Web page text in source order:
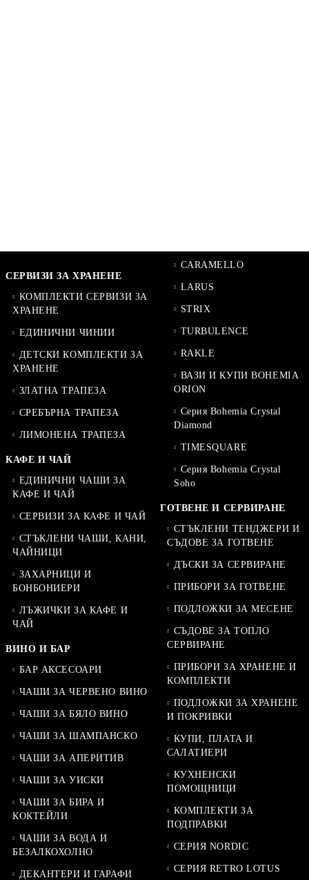
СЕРВИЗИ ЗА ХРАНЕНЕ
КОМПЛЕКТИ СЕРВИЗИ ЗА
ХРАНЕНЕ
ЕДИНИЧНИ ЧИНИИ
ДЕТСКИ КОМПЛЕКТИ ЗА
ХРАНЕНЕ
ЗЛАТНА ТРАПЕЗА
СРЕБЪРНА ТРАПЕЗА
ЛИМОНЕНА ТРАПЕЗА
КАФЕ И ЧАЙ
ЕДИНИЧНИ ЧАШИ ЗА
КАФЕ И ЧАЙ
СЕРВИЗИ ЗА КАФЕ И ЧАЙ
СТЪКЛЕНИ ЧАШИ, КАНИ,
ЧАЙНИЦИ
ЗАХАРНИЦИ И
БОНБОНИЕРИ
ЛЪЖИЧКИ ЗА КАФЕ И
ЧАЙ
ВИНО И БАР
БАР АКСЕСОАРИ
ЧАШИ ЗА ЧЕРВЕНО ВИНО
ЧАШИ ЗА БЯЛО ВИНО
ЧАШИ ЗА ШАМПАНСКО
ЧАШИ ЗА АПЕРИТИВ
ЧАШИ ЗА УИСКИ
ЧАШИ ЗА БИРА И
КОКТЕЙЛИ
ЧАШИ ЗА ВОДА И
БЕЗАЛКОХОЛНО
ДЕКАНТЕРИ И ГАРАФИ
CARAMELLO
LARUS
STRIX
TURBULENCE
RAKLE
ВАЗИ И КУПИ BOHEMIA
ORION
Серия Bohemia Crystal
Diamond
TIMESQUARE
Серия Bohemia Crystal
Soho
ГОТВЕНЕ И СЕРВИРАНЕ
СТЪКЛЕНИ ТЕНДЖЕРИ И
СЪДОВЕ ЗА ГОТВЕНЕ
ДЪСКИ ЗА СЕРВИРАНЕ
ПРИБОРИ ЗА ГОТВЕНЕ
ПОДЛОЖКИ ЗА МЕСЕНЕ
СЪДОВЕ ЗА ТОПЛО
СЕРВИРАНЕ
ПРИБОРИ ЗА ХРАНЕНЕ И
КОМПЛЕКТИ
ПОДЛОЖКИ ЗА ХРАНЕНЕ
И ПОКРИВКИ
КУПИ, ПЛАТА И
САЛАТИЕРИ
КУХНЕНСКИ
ПОМОЩНИЦИ
КОМПЛЕКТИ ЗА
ПОДПРАВКИ
СЕРИЯ NORDIC
СЕРИЯ RETRO LOTUS